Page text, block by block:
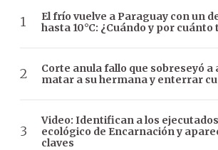
El frío vuelve a Paraguay con un
hasta 10°C: ¿Cuándo y por cuánto
Corte anula fallo que sobreseyó a
matar a su hermana y enterrar
Video: Identifican a los
ecológico de Encarnación y
claves